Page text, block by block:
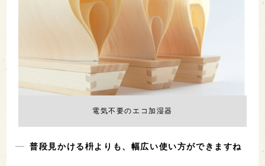
電気不要のエコ加湿器
普段見かける枡よりも、幅広い使い方ができますね